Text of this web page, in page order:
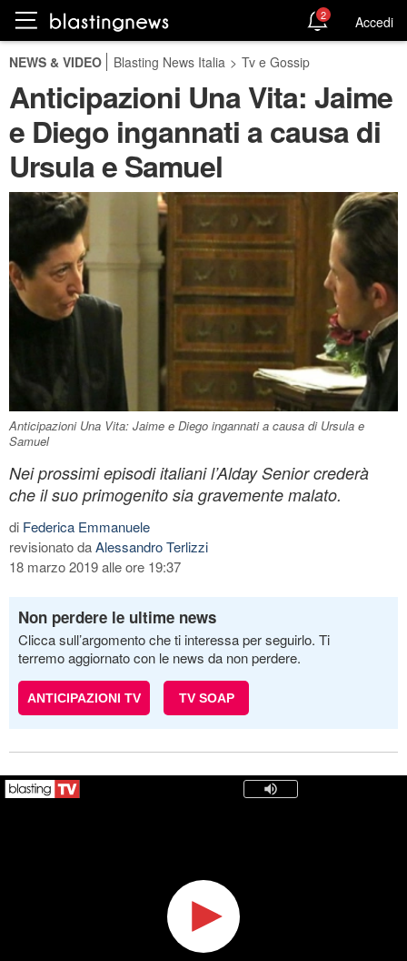
2 Accedi
NEWS & VIDEO Blasting News Italia > Tv e Gossip
Anticipazioni Una Vita: Jaime
e Diego ingannati a causa di
Ursula e Samuel
Anticipazioni Una Vita: Jaime e Diego ingannati a causa di Ursula e
Samuel
Nei prossimi episodi italiani l’Alday Senior crederà
che il suo primogenito sia gravemente malato.
di Federica Emmanuele
revisionato daAlessandro Terlizzi
18 marzo 2019 alle ore 19:37
Non perdere le ultime news
Clicca sull’argomento che ti interessa per seguirlo. Ti
terremo aggiornato con le news da non perdere.
ANTICIPAZIONI TV TV SOAP